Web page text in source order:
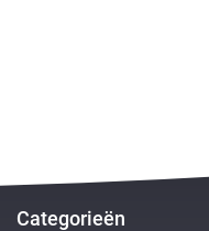
Categorieën